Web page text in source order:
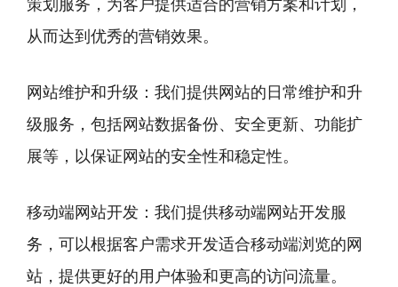
从而达到优秀的营销效果。
网站维护和升级：我们提供网站的日常维护和升
级服务，包括网站数据备份、安全更新、功能扩
展等，以保证网站的安全性和稳定性。
移动端网站开发：我们提供移动端网站开发服
务，可以根据客户需求开发适合移动端浏览的网
站，提供更好的用户体验和更高的访问流量。